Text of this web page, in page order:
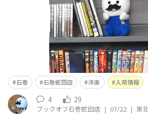
「おや？このジャケ
石巻 石巻蛇田店 洋楽 入荷情報
4 29
ブックオフ石巻蛇田店 | 07/22 | 東